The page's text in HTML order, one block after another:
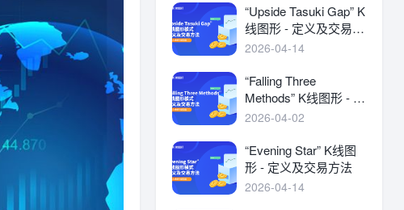
“Upside Tasuki Gap” K
线图形 - 定义及交易方
法
2026-04-14
“Falling Three
Methods” K线图形 - 定
义及交易方法
2026-04-02
“Evening Star” K线图
形 - 定义及交易方法
2026-04-14